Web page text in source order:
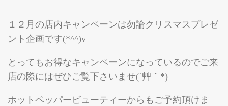
１２月の店内キャンペーンは勿論クリスマスプレゼ
ント企画です(*^^)v
とってもお得なキャンペーンになっているのでご来
店の際にはぜひご覧下さいませ(´艸｀*)
ホットペッパービューティーからもご予約頂けま